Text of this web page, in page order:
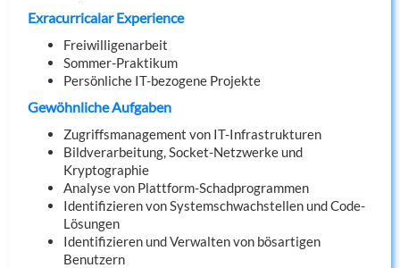
Exracurricalar Experience
Freiwilligenarbeit
Sommer-Praktikum
Persönliche IT-bezogene Projekte
Gewöhnliche Aufgaben
Zugriffsmanagement von IT-Infrastrukturen
Bildverarbeitung, Socket-Netzwerke und
Kryptographie
Analyse von Plattform-Schadprogrammen
Identifizieren von Systemschwachstellen und Code-
Lösungen
Identifizieren und Verwalten von bösartigen
Benutzern